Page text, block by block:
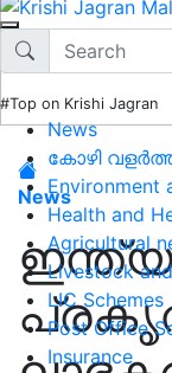
#Top on Krishi Jagran
News
കോഴി
Environment
Health and
Agricultural
Livestock
LIC Schemes
Post Office
Insurance
News